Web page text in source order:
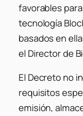
favorables
tecnología
basados ​​en
el Director de
El Decreto no
requisitos
emisión,